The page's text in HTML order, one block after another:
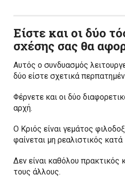
Είστε και οι δύο
σχέσης σας θα
Αυτός ο συνδυασμός
δύο είστε σχετικά
Φέρνετε και οι δύο
αρχή.
Ο Κριός είναι γεμάτος
φαίνεται μη ρεαλιστικός κατά
Δεν είναι καθόλου πρακτικός
τους άλλους.